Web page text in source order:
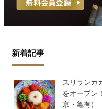
新着記事
スリランカ
をオープン
京・亀有